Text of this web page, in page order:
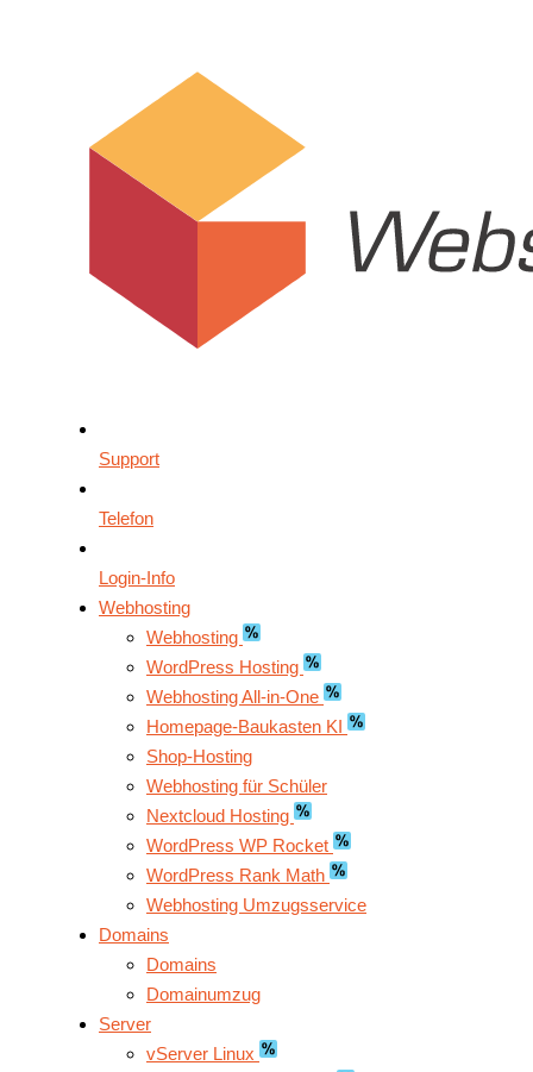
Support
Telefon
Login-Info
Webhosting
Webhosting
WordPress Hosting
Webhosting All-in-One
Homepage-Baukasten KI
Shop-Hosting
Webhosting für Schüler
Nextcloud Hosting
WordPress WP Rocket
WordPress Rank Math
Webhosting Umzugsservice
Domains
Domains
Domainumzug
Server
vServer Linux